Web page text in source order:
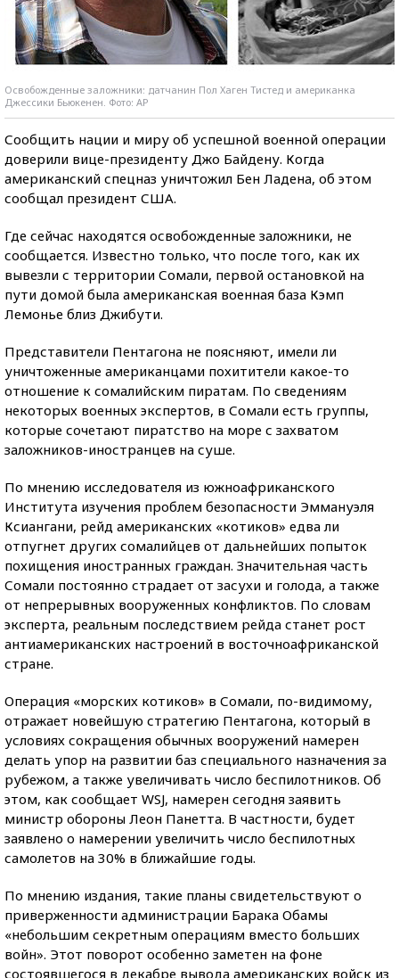
Освобожденные заложники: датчанин Пол Хаген Тистед и американка
Джессики Бьюкенен. Фото: AP
Сообщить нации и миру об успешной военной операции
доверили вице-президенту Джо Байдену. Когда
американский спецназ уничтожил Бен Ладена, об этом
сообщал президент США.
Где сейчас находятся освобожденные заложники, не
сообщается. Известно только, что после того, как их
вывезли с территории Сомали, первой остановкой на
пути домой была американская военная база Кэмп
Лемонье близ Джибути.
Представители Пентагона не поясняют, имели ли
уничтоженные американцами похитители какое-то
отношение к сомалийским пиратам. По сведениям
некоторых военных экспертов, в Сомали есть группы,
которые сочетают пиратство на море с захватом
заложников-иностранцев на суше.
По мнению исследователя из южноафриканского
Института изучения проблем безопасности Эммануэля
Ксиангани, рейд американских «котиков» едва ли
отпугнет других сомалийцев от дальнейших попыток
похищения иностранных граждан. Значительная часть
Сомали постоянно страдает от засухи и голода, а также
от непрерывных вооруженных конфликтов. По словам
эксперта, реальным последствием рейда станет рост
антиамериканских настроений в восточноафриканской
стране.
Операция «морских котиков» в Сомали, по-видимому,
отражает новейшую стратегию Пентагона, который в
условиях сокращения обычных вооружений намерен
делать упор на развитии баз специального назначения за
рубежом, а также увеличивать число беспилотников. Об
этом, как сообщает WSJ, намерен сегодня заявить
министр обороны Леон Панетта. В частности, будет
заявлено о намерении увеличить число беспилотных
самолетов на 30% в ближайшие годы.
По мнению издания, такие планы свидетельствуют о
приверженности администрации Барака Обамы
«небольшим секретным операциям вместо больших
войн». Этот поворот особенно заметен на фоне
состоявшегося в декабре вывода американских войск из